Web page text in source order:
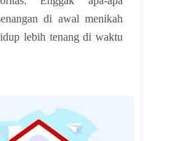
di awal menikah
lebih tenang di waktu